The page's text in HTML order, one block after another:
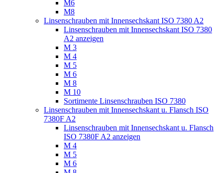
M6
M8
Linsenschrauben mit Innensechskant ISO 7380 A2
Linsenschrauben mit Innensechskant ISO 7380
A2 anzeigen
M 3
M 4
M 5
M 6
M 8
M 10
Sortimente Linsenschrauben ISO 7380
Linsenschrauben mit Innensechskant u. Flansch ISO
7380F A2
Linsenschrauben mit Innensechskant u. Flansch
ISO 7380F A2 anzeigen
M 4
M 5
M 6